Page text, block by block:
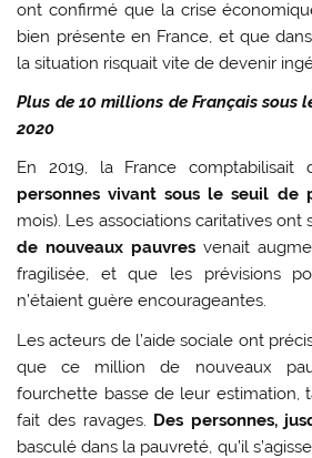
ont confirmé que la crise
bien présente en France, et que
la situation risquait vite de devenir
Plus de 10 millions de Français sous
2020
En 2019, la France comptabilisait
personnes vivant sous le seuil de
mois). Les associations caritatives ont
de nouveaux pauvres venait
fragilisée, et que les prévisions
n’étaient guère encourageantes.
Les acteurs de l’aide sociale ont
que ce million de nouveaux
fourchette basse de leur estimation,
fait des ravages. Des personnes,
basculé dans la pauvreté, qu’il